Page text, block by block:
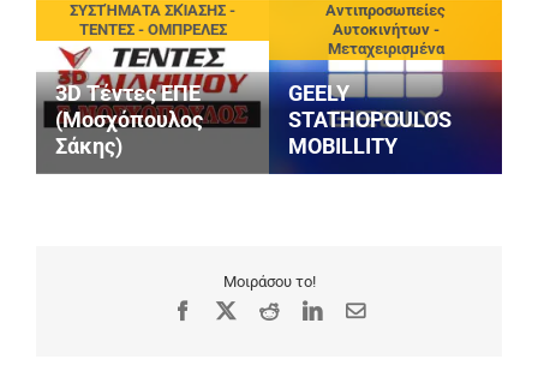
ΣΥΣΤΉΜΑΤΑ ΣΚΊΑΣΗΣ -
ΤΕΝΤΕΣ - ΟΜΠΡΕΛΕΣ
3D Τέντες ΕΠΕ
(Μοσχόπουλος
Σάκης)
Αντιπροσωπείες
Αυτοκινήτων -
Μεταχειρισμένα
GEELY
STATHOPOULOS
MOBILLITY
Μοιράσου το!
Facebook RedditLinkedIn
Email